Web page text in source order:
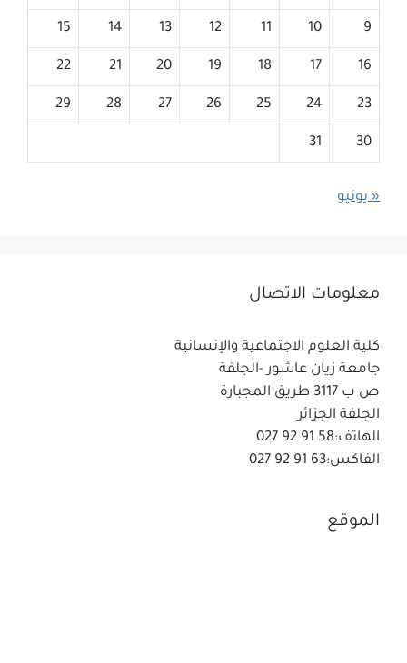
9
10
11
12
13
14
15
16
17
18
19
20
21
22
23
24
25
26
27
28
29
30
31
« يونيو
معلومات الاتصال
كلية العلوم الاجتماعية والإنسانية
جامعة زيان عاشور -الجلفة
ص ب 3117 طريق المجبارة
الجلفة الجزائر
الهاتف:58 91 92 027
الفاكس:63 91 92 027
الموقع